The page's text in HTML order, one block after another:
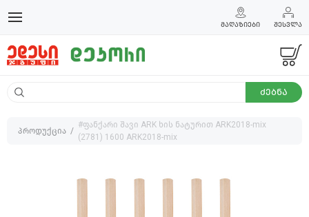
ᲛᲐᲦᲐᲖᲘᲔᲑᲘ ᲨᲔᲡᲕᲚᲐ
ᲫᲔᲑᲜᲐ
პროდუქცია
#ფანქარი შავი ARK ხის ნატურით ARK2018-mix
(2781) 1600 ARK2018-mix